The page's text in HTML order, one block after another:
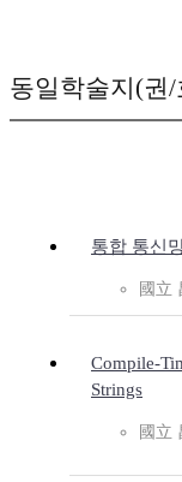
동일학술지(권
통합 통신
國立
Compile-
Strings
國立